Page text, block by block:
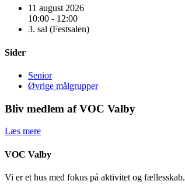
11 august 2026
10:00 - 12:00
3. sal (Festsalen)
Sider
Senior
Øvrige målgrupper
Bliv medlem af VOC Valby
Læs mere
VOC Valby
Vi er et hus med fokus på aktivitet og fællesskab.